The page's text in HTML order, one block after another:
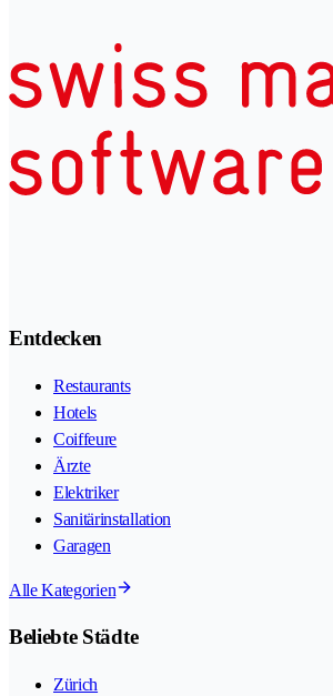
Entdecken
Restaurants
Hotels
Coiffeure
Ärzte
Elektriker
Sanitärinstallation
Garagen
Alle Kategorien
Beliebte Städte
Zürich